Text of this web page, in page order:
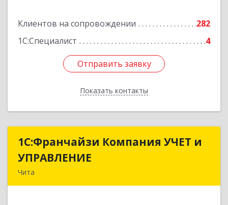
Клиентов на сопровождении
282
1С:Специалист
4
Отправить заявку
Показать контакты
Отправить заявку
Назад
1С:Франчайзи Компания УЧЕТ и
УПРАВЛЕНИЕ
Чита
1С:Франчайзи Компания УЧЕТ и